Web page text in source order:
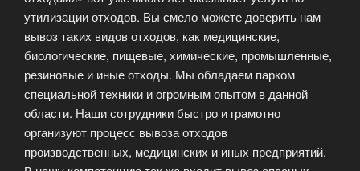
утилизации отходов. Вы смело можете доверить нам
вывоз таких видов отходов, как медицинские,
биологические, пищевые, химические, промышленные,
резиновые и иные отходы. Мы обладаем парком
специальной техники и огромным опытом в данной
области. Наши сотрудники быстро и грамотно
организуют процесс вывоза отходов
производственных, медицинских и иных предприятий.